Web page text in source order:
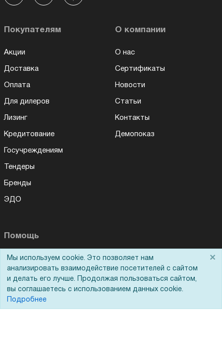
Покупателям
Акции
Доставка
Оплата
Для дилеров
Лизинг
Кредитование
Госучреждениям
Тендеры
Бренды
ЭДО
О компании
О нас
Сертификаты
Новости
Статьи
Контакты
Демопоказ
Помощь
Вопрос-ответ
Гарантии и возврат
Мы используем cookie. Это позволяет нам
анализировать взаимодействие посетителей с сайтом
и делать его лучше. Продолжая пользоваться сайтом,
вы соглашаетесь с использованием данных cookie.
Подробнее
×